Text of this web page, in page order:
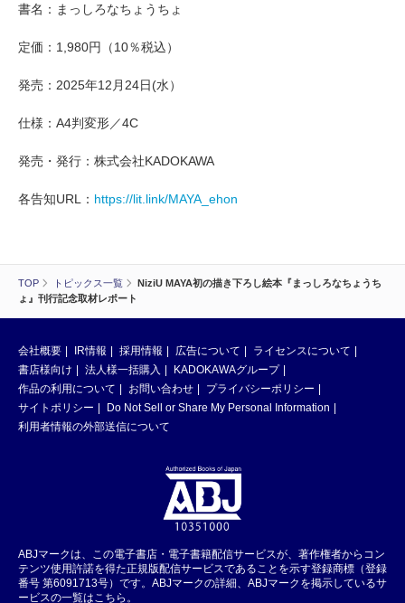
TOP トピックス一覧
NiziU MAYA初の描き下ろし絵本『まっしろなちょうち
ょ』刊行記念取材レポート
書名：まっしろなちょうちょ
定価：1,980円（10％税込）
発売：2025年12月24日(水）
仕様：A4判変形／4C
発売・発行：株式会社KADOKAWA
各告知URL： https://lit.link/MAYA_ehon
会社概要 IR情報 採用情報 広告について
ライセンスについて
書店様向け
法人様一括購入
KADOKAWAグループ
作品の利用について
お問い合わせ
プライバシーポリシー
サイトポリシー
Do Not Sell or Share My Personal Information
利用者情報の外部送信について
ABJマークは、この電子書店・電子書籍配信サービスが、著作権者からコン
テンツ使用許諾を得た正規版配信サービスであることを示す登録商標（登録
番号 第6091713号）です。ABJマークの詳細、ABJマークを掲示しているサ
ービスの一覧はこちら。